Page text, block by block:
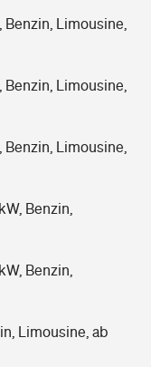
Benzin, Limousine,
Benzin, Limousine,
Benzin, Limousine,
Benzin,
Benzin,
Limousine, ab